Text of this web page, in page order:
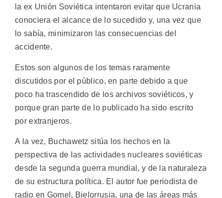
la ex Unión Soviética intentaron evitar que Ucrania
conociera el alcance de lo sucedido y, una vez que
lo sabía, minimizaron las consecuencias del
accidente.
Estos son algunos de los temas raramente
discutidos por el público, en parte debido a que
poco ha trascendido de los archivos soviéticos, y
porque gran parte de lo publicado ha sido escrito
por extranjeros.
A la vez, Buchawetz sitúa los hechos en la
perspectiva de las actividades nucleares soviéticas
desde la segunda guerra mundial, y de la naturaleza
de su estructura política. El autor fue periodista de
radio en Gomel, Bielorrusia, una de las áreas más